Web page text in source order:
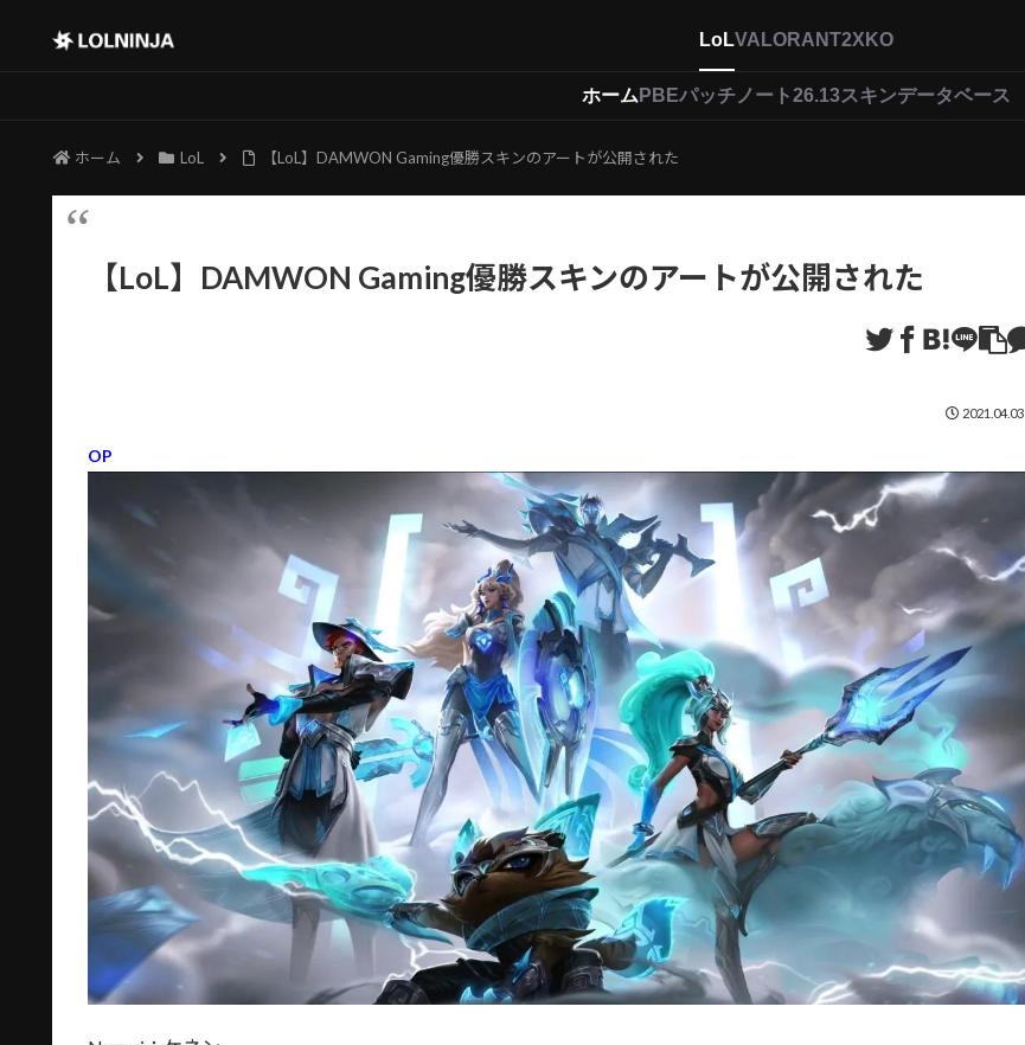
LoLVALORANT2XKO
ホーム PBEパッチノート26.13スキンデータベース
ホーム LoL 【LoL】DAMWON Gaming優勝スキンのアートが公開された
【LoL】DAMWON Gaming優勝スキンのアートが公開された
2021.04.03
OP